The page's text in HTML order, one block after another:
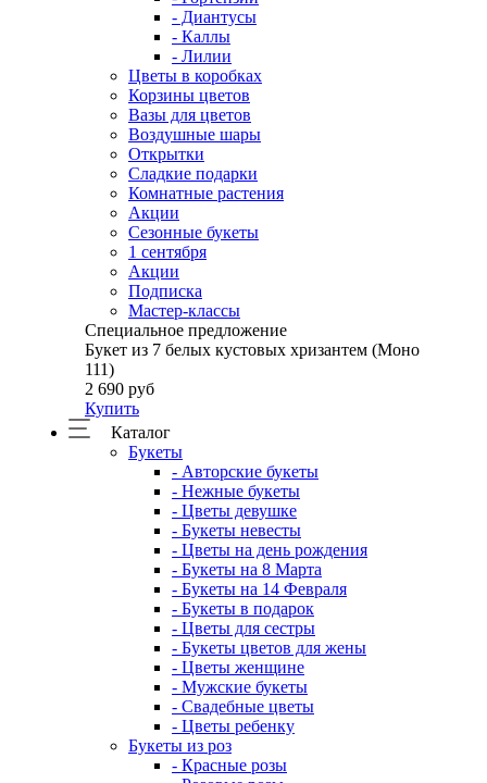
- Диантусы
- Каллы
- Лилии
Цветы в коробках
Корзины цветов
Вазы для цветов
Воздушные шары
Открытки
Сладкие подарки
Комнатные растения
Акции
Сезонные букеты
1 сентября
Акции
Подписка
Мастер-классы
Специальное предложение
Букет из 7 белых кустовых хризантем (Моно
111)
2 690 руб
Купить
Каталог
Букеты
- Авторские букеты
- Нежные букеты
- Цветы девушке
- Букеты невесты
- Цветы на день рождения
- Букеты на 8 Марта
- Букеты на 14 Февраля
- Букеты в подарок
- Цветы для сестры
- Букеты цветов для жены
- Цветы женщине
- Мужские букеты
- Свадебные цветы
- Цветы ребенку
Букеты из роз
- Красные розы